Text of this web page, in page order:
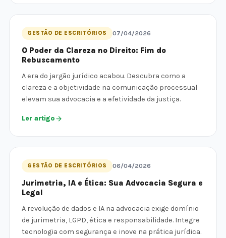
GESTÃO DE ESCRITÓRIOS 07/04/2026
O Poder da Clareza no Direito: Fim do
Rebuscamento
A era do jargão jurídico acabou. Descubra como a
clareza e a objetividade na comunicação processual
elevam sua advocacia e a efetividade da justiça.
Ler artigo
GESTÃO DE ESCRITÓRIOS 06/04/2026
Jurimetria, IA e Ética: Sua Advocacia Segura e
Legal
A revolução de dados e IA na advocacia exige domínio
de jurimetria, LGPD, ética e responsabilidade. Integre
tecnologia com segurança e inove na prática jurídica.